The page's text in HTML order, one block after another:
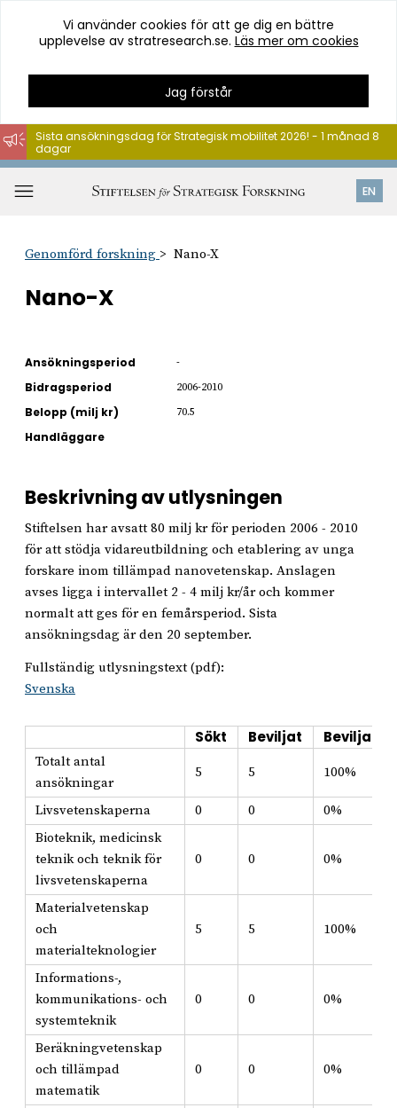
Hoppa
till
innehåll
Vi använder cookies för att ge dig en bättre
upplevelse av stratresearch.se. Läs mer om cookies
Jag förstår
EN
Sista ansökningsdag för Strategisk mobilitet 2026! - 1 månad 8
dagar
Genomförd forskning Nano-X
Nano-X
Ansökningsperiod -
Bidragsperiod 2006-2010
Belopp (milj kr) 70.5
Handläggare
Beskrivning av utlysningen
Stiftelsen har avsatt 80 milj kr för perioden 2006 - 2010
för att stödja vidareutbildning och etablering av unga
forskare inom tillämpad nanovetenskap. Anslagen
avses ligga i intervallet 2 - 4 milj kr/år och kommer
normalt att ges för en femårsperiod. Sista
ansökningsdag är den 20 september.
Fullständig utlysningstext (pdf):
Svenska
Sökt Beviljat Beviljat i
Totalt antal
ansökningar
5 5 100%
Livsvetenskaperna 0 0
0%
Bioteknik, medicinsk
teknik och teknik för
livsvetenskaperna
0 0 0%
Materialvetenskap
och
materialteknologier
5 5 100%
Informations-,
kommunikations- och
systemteknik
0 0 0%
Beräkningvetenskap
och tillämpad
matematik
0 0 0%